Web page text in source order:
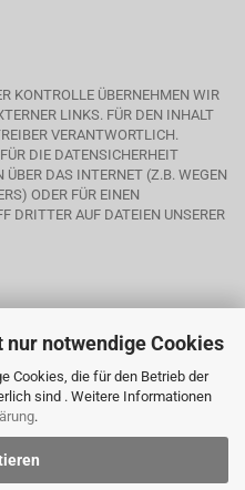
nur notwendige Cookies
Cookies, die für den Betrieb der
sind . Weitere Informationen
.
KONTROLLE ÜBERNEHMEN WIR
LINKS. FÜR DEN INHALT
VERANTWORTLICH.
DIE DATENSICHERHEIT
ÜBER DAS INTERNET (Z.B. WEGEN
ODER FÜR EINEN
DRITTER AUF DATEIEN UNSERER